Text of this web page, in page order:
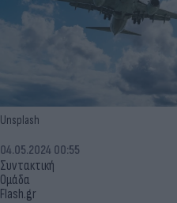
Unsplash
Συντακτική
Ομάδα
Flash.gr
04.05.2024 00:55